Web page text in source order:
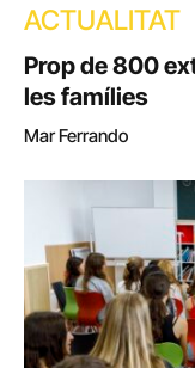
ACTUALITAT
Prop de 800
les famílies
Mar Ferrando